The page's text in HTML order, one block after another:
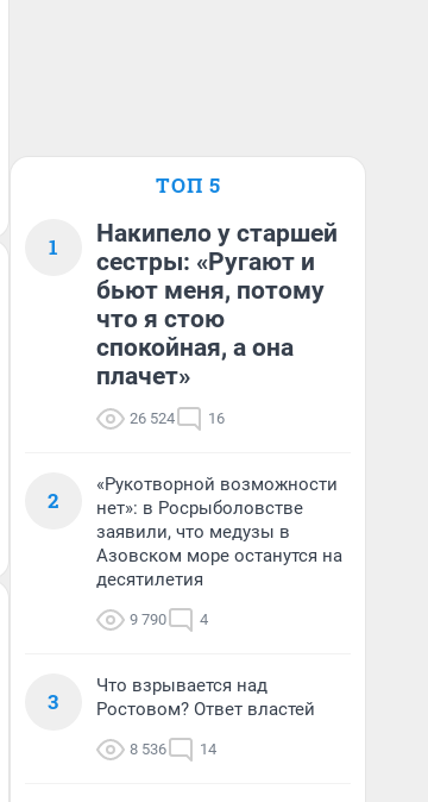
ТОП 5
1
Накипело у старшей
сестры: «Ругают и
бьют меня, потому
что я стою
спокойная, а она
плачет»
26 524 16
2
«Рукотворной возможности
нет»: в Росрыболовстве
заявили, что медузы в
Азовском море останутся на
десятилетия
9 790 4
3
Что взрывается над
Ростовом? Ответ властей
8 536 14